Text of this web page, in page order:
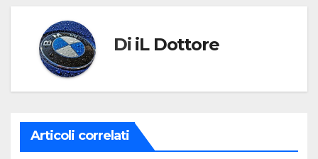
Di iL Dottore
Articoli correlati